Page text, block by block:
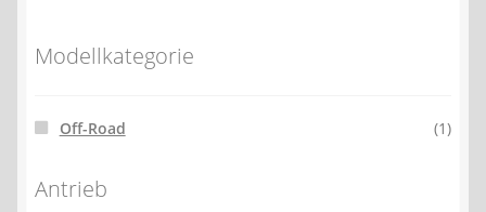
Modellkategorie
Off-Road (1)
Antrieb